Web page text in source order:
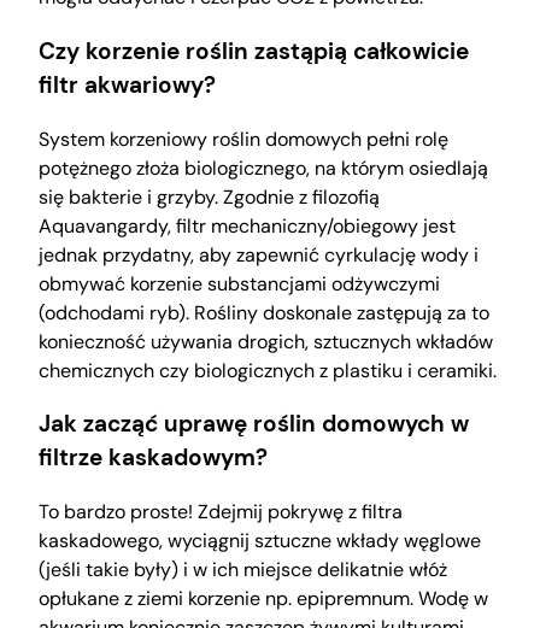
Czy korzenie roślin zastąpią całkowicie
filtr akwariowy?
System korzeniowy roślin domowych pełni rolę
potężnego złoża biologicznego, na którym osiedlają
się bakterie i grzyby. Zgodnie z filozofią
Aquavangardy, filtr mechaniczny/obiegowy jest
jednak przydatny, aby zapewnić cyrkulację wody i
obmywać korzenie substancjami odżywczymi
(odchodami ryb). Rośliny doskonale zastępują za to
konieczność używania drogich, sztucznych wkładów
chemicznych czy biologicznych z plastiku i ceramiki.
Jak zacząć uprawę roślin domowych w
filtrze kaskadowym?
To bardzo proste! Zdejmij pokrywę z filtra
kaskadowego, wyciągnij sztuczne wkłady węglowe
(jeśli takie były) i w ich miejsce delikatnie włóż
opłukane z ziemi korzenie np. epipremnum. Wodę w